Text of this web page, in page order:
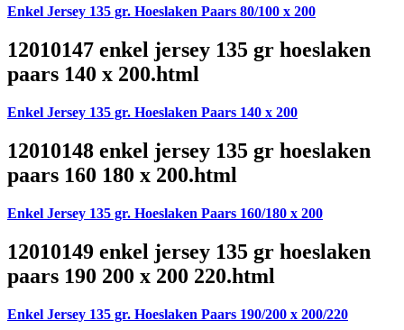
Enkel Jersey 135 gr. Hoeslaken Paars 80/100 x 200
12010147 enkel jersey 135 gr hoeslaken
paars 140 x 200.html
Enkel Jersey 135 gr. Hoeslaken Paars 140 x 200
12010148 enkel jersey 135 gr hoeslaken
paars 160 180 x 200.html
Enkel Jersey 135 gr. Hoeslaken Paars 160/180 x 200
12010149 enkel jersey 135 gr hoeslaken
paars 190 200 x 200 220.html
Enkel Jersey 135 gr. Hoeslaken Paars 190/200 x 200/220